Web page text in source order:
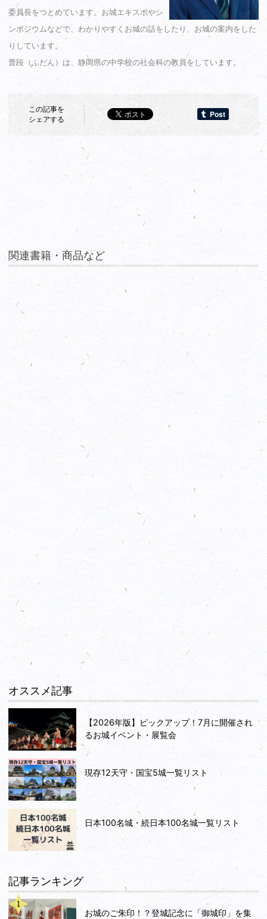
委員長をつとめています。お城エキスポやシ
ンポジウムなどで、わかりやすくお城の話をしたり、お城の案内をした
りしています。
普段（ふだん）は、静岡県の中学校の社会科の教員をしています。
この記事を
シェアする
関連書籍・商品など
オススメ記事
【2026年版】ピックアップ！7月に開催され
るお城イベント・展覧会
現存12天守・国宝5城一覧リスト
日本100名城・続日本100名城一覧リスト
記事ランキング
お城のご朱印！？登城記念に「御城印」を集